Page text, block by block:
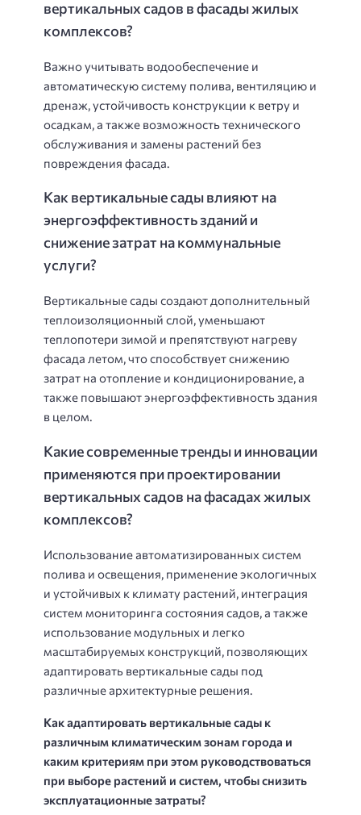
вертикальных садов в фасады жилых
комплексов?
Важно учитывать водообеспечение и
автоматическую систему полива, вентиляцию и
дренаж, устойчивость конструкции к ветру и
осадкам, а также возможность технического
обслуживания и замены растений без
повреждения фасада.
Как вертикальные сады влияют на
энергоэффективность зданий и
снижение затрат на коммунальные
услуги?
Вертикальные сады создают дополнительный
теплоизоляционный слой, уменьшают
теплопотери зимой и препятствуют нагреву
фасада летом, что способствует снижению
затрат на отопление и кондиционирование, а
также повышают энергоэффективность здания
в целом.
Какие современные тренды и инновации
применяются при проектировании
вертикальных садов на фасадах жилых
комплексов?
Использование автоматизированных систем
полива и освещения, применение экологичных
и устойчивых к климату растений, интеграция
систем мониторинга состояния садов, а также
использование модульных и легко
масштабируемых конструкций, позволяющих
адаптировать вертикальные сады под
различные архитектурные решения.
Как адаптировать вертикальные сады к
различным климатическим зонам города и
каким критериям при этом руководствоваться
при выборе растений и систем, чтобы снизить
эксплуатационные затраты?